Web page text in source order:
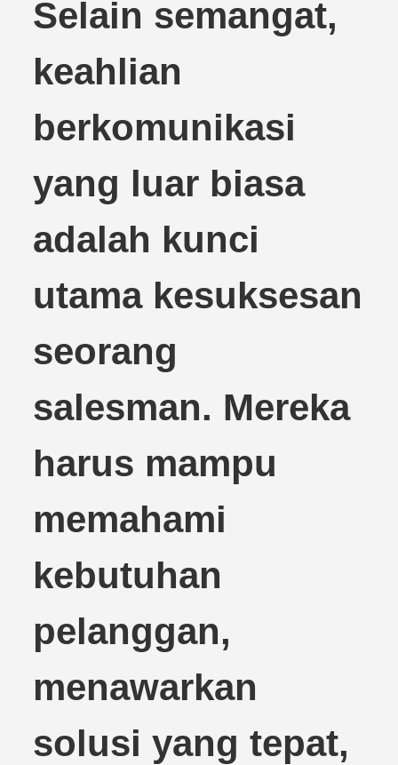
Selain semangat,
keahlian
berkomunikasi
yang luar biasa
adalah kunci
utama kesuksesan
seorang
salesman. Mereka
harus mampu
memahami
kebutuhan
pelanggan,
menawarkan
solusi yang tepat,